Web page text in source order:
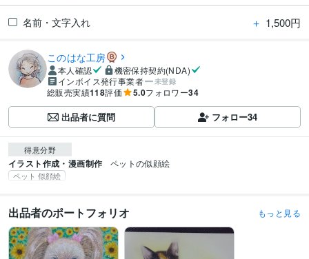
名前・文字入れ ＋ 1,500円
このはな工房
本人確認
機密保持契約(NDA)
インボイス発行事業者
未登録
総販売実績118評価 5.0フォロワー34
出品者に質問 フォロー34
得意分野
イラスト作成・漫画制作 ペットの似顔絵
ペット 似顔絵
出品者のポートフォリオ もっと見る